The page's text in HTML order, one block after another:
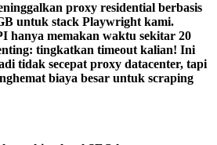
proxy residential berbasis
untuk stack Playwright kami.
hanya memakan waktu sekitar 20
tingkatkan timeout kalian! Ini
tidak secepat proxy datacenter, tapi
biaya besar untuk scraping